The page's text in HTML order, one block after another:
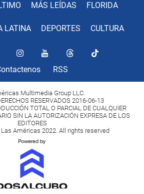
MÁS LEÍDAS FLORIDA
LATINA DEPORTES CULTURA
RSS
Multimedia Group LLC.
RESERVADOS 2016-06-13
TOTAL O PARCIAL DE CUALQUIER
SIN LA AUTORIZACIÓN EXPRESA DE LOS
EDITORES
Américas 2022. All rights reserved